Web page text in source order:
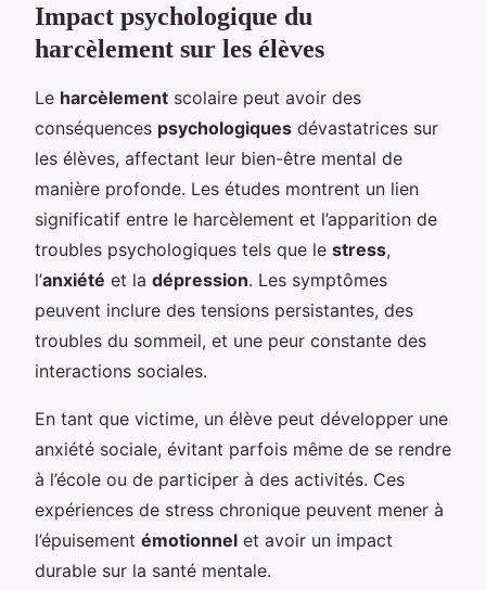
Impact psychologique du
harcèlement sur les élèves
Le harcèlement scolaire peut avoir des
conséquences psychologiques dévastatrices sur
les élèves, affectant leur bien-être mental de
manière profonde. Les études montrent un lien
significatif entre le harcèlement et l’apparition de
troubles psychologiques tels que le stress,
l’anxiété et la dépression. Les symptômes
peuvent inclure des tensions persistantes, des
troubles du sommeil, et une peur constante des
interactions sociales.
En tant que victime, un élève peut développer une
anxiété sociale, évitant parfois même de se rendre
à l’école ou de participer à des activités. Ces
expériences de stress chronique peuvent mener à
l’épuisement émotionnel et avoir un impact
durable sur la santé mentale.